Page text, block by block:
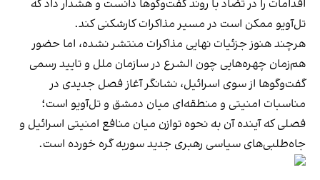
اقدامات را در تضاد با روند گفت‌وگوها دانست و هشدار داد که
تل‌آویو ممکن است در مسیر مذاکرات کارشکنی کند.
هرچند هنوز جزئیات نهایی مذاکرات منتشر نشده، اما حضور
هم‌زمان چهره‌هایی چون الشرع در سازمان ملل و تایید رسمی
گفت‌وگوها از سوی اسرائیل، نشانگر آغاز فصل جدیدی در
مناسبات امنیتی و منطقه‌ای میان دمشق و تل‌آویو است؛
فصلی که آینده آن به نحوه توازن میان منافع امنیتی اسرائیل و
جاه‌طلبی‌های سیاسی رهبری جدید سوریه گره خورده است.